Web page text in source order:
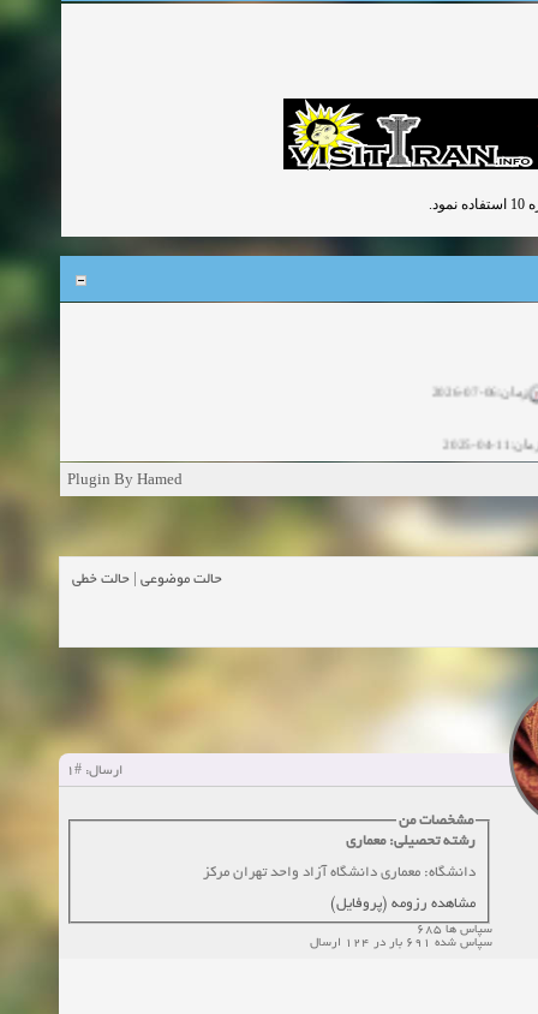
04-2025
زمان:02-26-2025
زمان:10-13-2024
زمان:10-11-2024
Plugin By Hamed
حالت موضوعی حالت خطی
ارسال: #1
مشخصات من
رشته تحصیلی: معماری
دانشگاه: معماری دانشگاه آزاد واحد تهران مرکز
مشاهده رزومه (پروفایل)
سپاس ها 685
سپاس شده 691 بار در 124 ارسال